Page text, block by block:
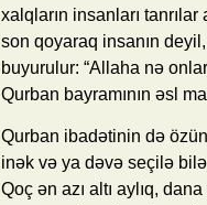
xalqların insanları
son qoyaraq insanın
buyurulur: “Allaha nə
Qurban bayramının əsl
Qurban ibadətinin də
inək və ya dəvə seçilə
Qoç ən azı altı aylıq,